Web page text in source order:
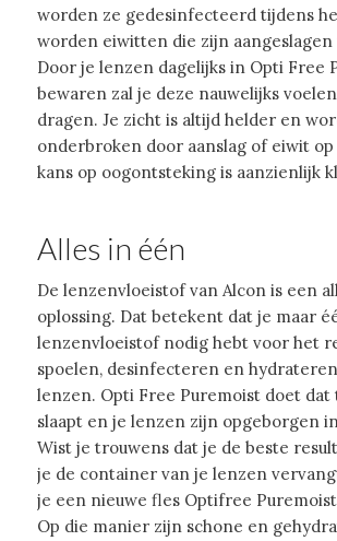
worden ze gedesinfecteerd tijdens
worden eiwitten die zijn
Door je lenzen dagelijks in Opti Free
bewaren zal je deze nauwelijks
dragen. Je zicht is altijd helder en
onderbroken door aanslag of eiwit
kans op oogontsteking is aanzienlijk
Alles in één
De lenzenvloeistof van Alcon is een
oplossing. Dat betekent dat je maar
lenzenvloeistof nodig hebt voor het
spoelen, desinfecteren en
lenzen. Opti Free Puremoist doet
slaapt en je lenzen zijn opgeborgen
Wist je trouwens dat je de beste
je de container van je lenzen
je een nieuwe fles Optifree
Op die manier zijn schone en